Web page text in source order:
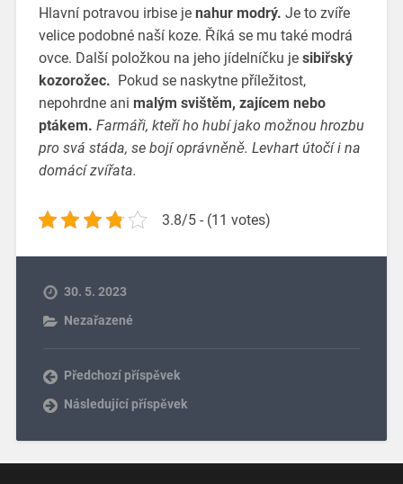
Hlavní potravou irbise je nahur modrý. Je to zvíře
velice podobné naší koze. Říká se mu také modrá
ovce. Další položkou na jeho jídelníčku je sibiřský
kozorožec. Pokud se naskytne příležitost,
nepohrdne ani malým svištěm, zajícem nebo
ptákem. Farmáři, kteří ho hubí jako možnou hrozbu
pro svá stáda, se bojí oprávněně. Levhart útočí i na
domácí zvířata.
3.8/5 - (11 votes)
30. 5. 2023
Nezařazené
Předchozí příspěvek
Následující příspěvek